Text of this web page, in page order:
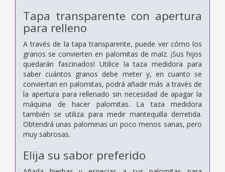
Tapa transparente con apertura
para relleno
A través de la tapa transparente, puede ver cómo los
granos se convierten en palomitas de maíz. ¡Sus hijos
quedarán fascinados! Utilice la taza medidora para
saber cuántos granos debe meter y, en cuanto se
conviertan en palomitas, podrá añadir más a través de
la apertura para rellenado sin necesidad de apagar la
máquina de hacer palomitas. La taza medidora
también se utiliza para medir mantequilla derretida.
Obtendrá unas palominas un poco menos sanas, pero
muy sabrosas.
Elija su sabor preferido